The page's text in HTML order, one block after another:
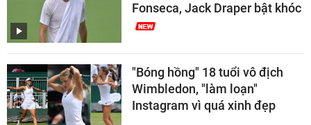
Fonseca, Jack Draper bật khóc
"Bóng hồng" 18 tuổi vô địch
Wimbledon, "làm loạn"
Instagram vì quá xinh đẹp